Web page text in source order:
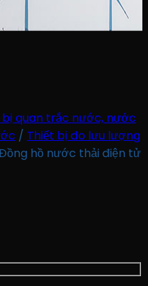
bị quan trắc nước, nước
/ Thiết bị đo lưu lượng
hồ nước thải điện tử